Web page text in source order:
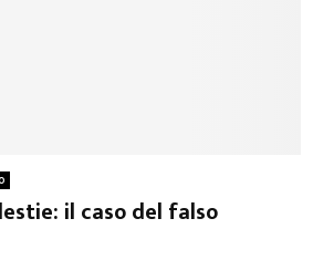
il caso del falso